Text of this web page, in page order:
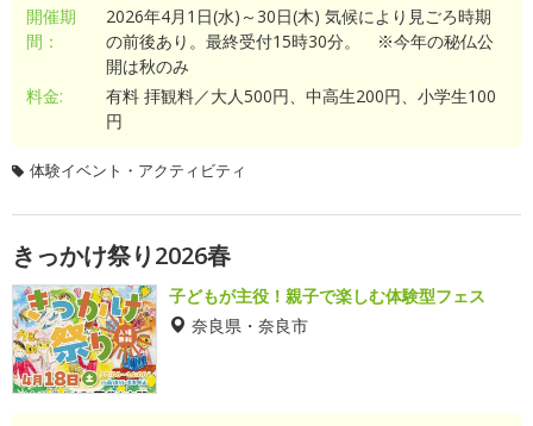
開催期
間：
2026年4月1日(水)～30日(木) 気候により見ごろ時期
の前後あり。最終受付15時30分。 ※今年の秘仏公
開は秋のみ
料金:
有料 拝観料／大人500円、中高生200円、小学生100
円
体験イベント・アクティビティ
きっかけ祭り2026春
子どもが主役！親子で楽しむ体験型フェス
奈良県・奈良市